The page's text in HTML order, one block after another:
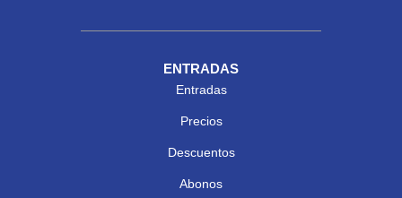
ENTRADAS
Entradas
Precios
Descuentos
Abonos